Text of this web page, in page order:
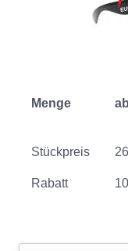
Menge
Stückpreis
Rabatt